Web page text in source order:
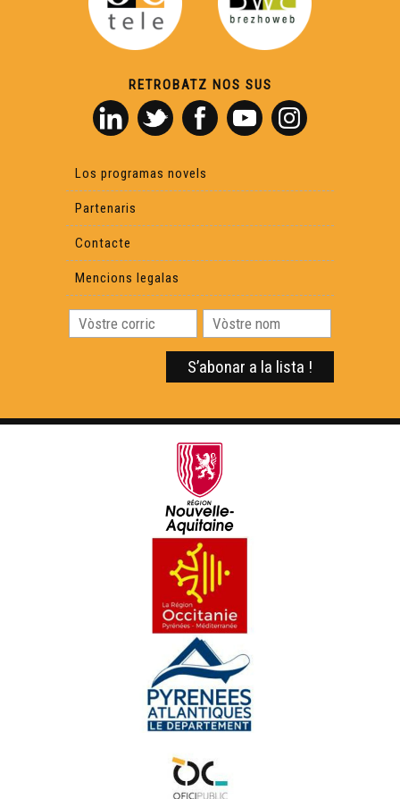
Isabelle Piquemal - Cara e Cara
RETROBATZ NOS SUS
Los programas novels
Partenaris
Contacte
Mencions legalas